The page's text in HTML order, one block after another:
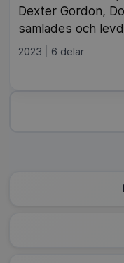
Dexter Gordon,
samlades och
2023 6 delar